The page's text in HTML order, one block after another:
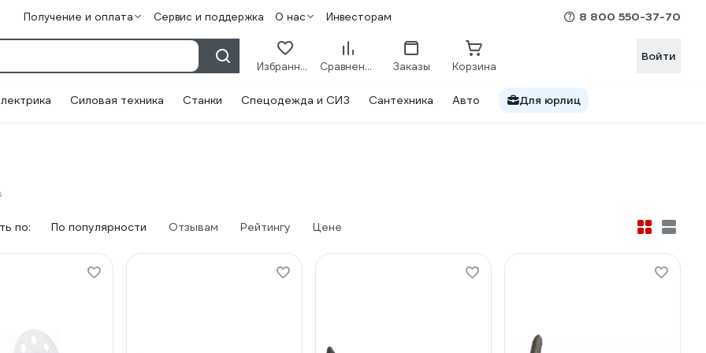
Получение и оплата Сервис и поддержка О нас Инвесторам 8 800 550-37-70
Избранное Сравнение Заказы Корзина
Войти
Силовая техника Станки Спецодежда и СИЗ Сантехника Авто Для юрлиц
по: По популярности Отзывам Рейтингу Цене